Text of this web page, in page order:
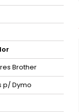
Brother
p/ Dymo